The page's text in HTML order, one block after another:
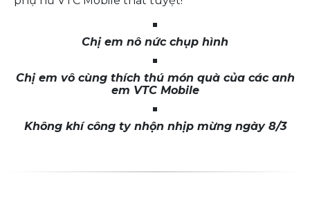
Chị em nô nức chụp hình
Chị em vô cùng thích thú món quà của các anh
em VTC Mobile
Không khí công ty nhộn nhịp mừng ngày 8/3